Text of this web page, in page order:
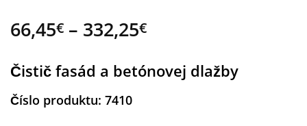
66,45€ – 332,25€Price
66,45€
through
Čistič fasád a betónovej dlažby
Číslo produktu: 7410